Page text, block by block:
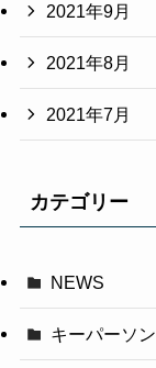
2021年9月
2021年8月
2021年7月
カテゴリー
NEWS
キーパーソン